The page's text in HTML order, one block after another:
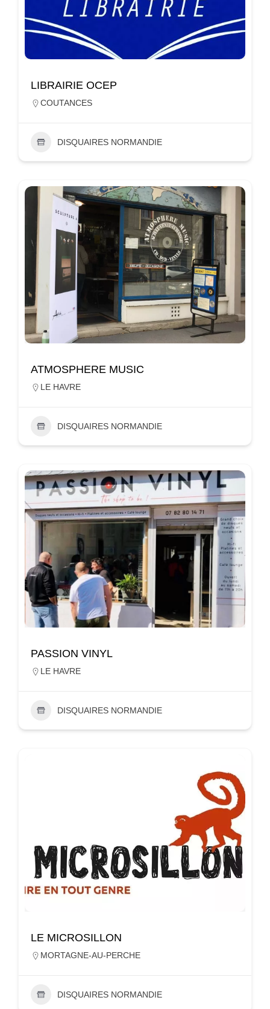
LIBRAIRIE OCEP
COUTANCES
DISQUAIRES NORMANDIE
ATMOSPHERE MUSIC
LE HAVRE
DISQUAIRES NORMANDIE
PASSION VINYL
LE HAVRE
DISQUAIRES NORMANDIE
LE MICROSILLON
MORTAGNE-AU-PERCHE
DISQUAIRES NORMANDIE